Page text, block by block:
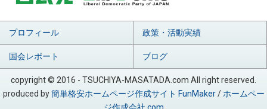
プロフィール 政策・活動実績
国会レポート ブログ
copyright © 2016 - TSUCHIYA-MASATADA.com All right reserved.
produced by簡単格安ホームページ作成サイト FunMaker/ ホームペー